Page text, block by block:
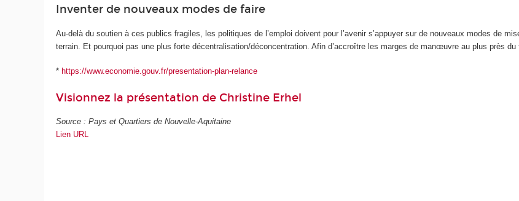
Inventer de nouveaux modes de faire
Au-delà du soutien à ces publics fragiles, les politiques de l’emploi doivent pour l’avenir s’appuyer sur de nouveaux modes de
terrain. Et pourquoi pas une plus forte décentralisation/déconcentration. Afin d’accroître les marges de manœuvre au plus près du
* https://www.economie.gouv.fr/presentation-plan-relance
Visionnez la présentation de Christine Erhel
Source : Pays et Quartiers de Nouvelle-Aquitaine
Lien URL